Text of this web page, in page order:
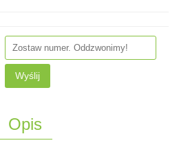
Wyślij
Opis